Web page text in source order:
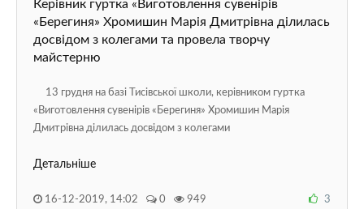
Керівник гуртка «Виготовлення сувенірів
«Берегиня» Хромишин Марія Дмитрівна ділилась
досвідом з колегами та провела творчу
майстерню
13 грудня на базі Тисівської школи, керівником гуртка
«Виготовлення сувенірів «Берегиня» Хромишин Марія
Дмитрівна ділилась досвідом з колегами
Детальніше
16-12-2019, 14:02 0 949 3